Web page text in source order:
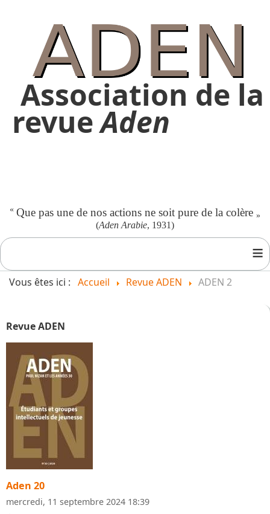
Association de la
revueAden
« Que pas une de nos actions ne soit pure de la colère »
(Aden Arabie, 1931)
≡
Vous êtes ici : Accueil Revue ADEN ADEN 2
Revue ADEN
Aden 20
mercredi, 11 septembre 2024 18:39